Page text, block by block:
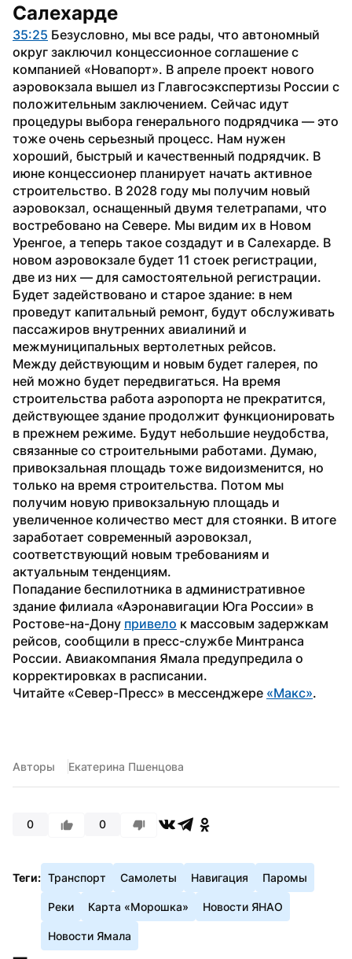
Салехарде
35:25 Безусловно, мы все рады, что автономный
округ заключил концессионное соглашение с
компанией «Новапорт». В апреле проект нового
аэровокзала вышел из Главгосэкспертизы России с
положительным заключением. Сейчас идут
процедуры выбора генерального подрядчика — это
тоже очень серьезный процесс. Нам нужен
хороший, быстрый и качественный подрядчик. В
июне концессионер планирует начать активное
строительство. В 2028 году мы получим новый
аэровокзал, оснащенный двумя телетрапами, что
востребовано на Севере. Мы видим их в Новом
Уренгое, а теперь такое создадут и в Салехарде. В
новом аэровокзале будет 11 стоек регистрации,
две из них — для самостоятельной регистрации.
Будет задействовано и старое здание: в нем
проведут капитальный ремонт, будут обслуживать
пассажиров внутренних авиалиний и
межмуниципальных вертолетных рейсов.
Между действующим и новым будет галерея, по
ней можно будет передвигаться. На время
строительства работа аэропорта не прекратится,
действующее здание продолжит функционировать
в прежнем режиме. Будут небольшие неудобства,
связанные со строительными работами. Думаю,
привокзальная площадь тоже видоизменится, но
только на время строительства. Потом мы
получим новую привокзальную площадь и
увеличенное количество мест для стоянки. В итоге
заработает современный аэровокзал,
соответствующий новым требованиям и
актуальным тенденциям.
Попадание беспилотника в административное
здание филиала «Аэронавигации Юга России» в
Ростове-на-Дону привело к массовым задержкам
рейсов, сообщили в пресс-службе Минтранса
России. Авиакомпания Ямала предупредила о
корректировках в расписании.
Читайте «Север-Пресс» в мессенджере «Макс».
Авторы Екатерина Пшенцова
0 0
Теги: Транспорт Самолеты Навигация Паромы
Реки Карта «Морошка» Новости ЯНАО
Новости Ямала